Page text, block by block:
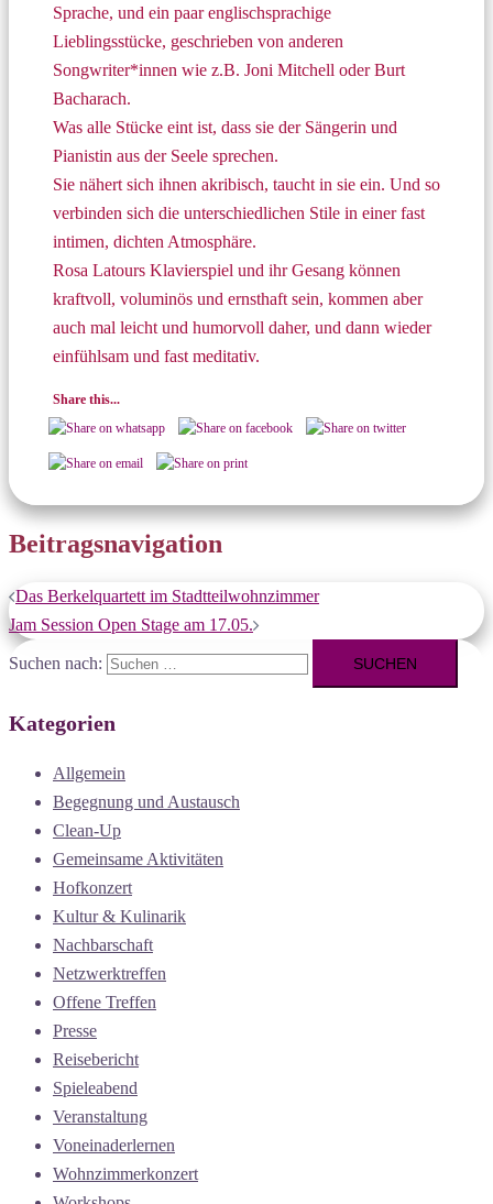
Sprache, und ein paar englischsprachige
Lieblingsstücke, geschrieben von anderen
Songwriter*innen wie z.B. Joni Mitchell oder Burt
Bacharach.
Was alle Stücke eint ist, dass sie der Sängerin und
Pianistin aus der Seele sprechen.
Sie nähert sich ihnen akribisch, taucht in sie ein. Und so
verbinden sich die unterschiedlichen Stile in einer fast
intimen, dichten Atmosphäre.
Rosa Latours Klavierspiel und ihr Gesang können
kraftvoll, voluminös und ernsthaft sein, kommen aber
auch mal leicht und humorvoll daher, und dann wieder
einfühlsam und fast meditativ.
Share this...
Beitragsnavigation
Das Berkelquartett im Stadtteilwohnzimmer
Jam Session Open Stage am 17.05.
Suchen nach:
Kategorien
Allgemein
Begegnung und Austausch
Clean-Up
Gemeinsame Aktivitäten
Hofkonzert
Kultur & Kulinarik
Nachbarschaft
Netzwerktreffen
Offene Treffen
Presse
Reisebericht
Spieleabend
Veranstaltung
Voneinaderlernen
Wohnzimmerkonzert